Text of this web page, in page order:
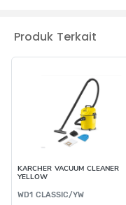
Produk Terkait
KARCHER VACUUM CLEANER
YELLOW
WD1 CLASSIC/YW